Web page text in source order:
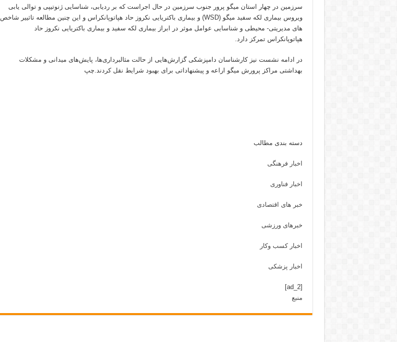
سرزمین در چهار استان میگو پرور جنوب سرزمین در حال اجراست که بر ردیابی، شناسایی ژنوتیپی و توالی یابی
ویروس بیماری لکه سفید میگو (WSD) و بیماری باکتریایی نکروز حاد هپاتوپانکراس و این چنین مطالعه تاثییر شاخص
های مدیریتی- محیطی و شناسایی عوامل موثر در ابراز بیماری لکه سفید و بیماری باکتریایی نکروز حاد
هپاتوپانکراس تمرکز دارد.
در ادامه نشست نیز کارشناسان دامپزشکی گزارش‌هایی از حالت مثالبرداری‌ها، پایش‌های میدانی و مشکلات
بهداشتی مراکز پرورش میگو اراعه و پیشنهاداتی برای بهبود شرایط نقل کردند.چپ
دسته بندی مطالب
اخبار فرهنگی
اخبار فناوری
خبر های اقتصادی
خبرهای ورزشی
اخبار کسب وکار
اخبار پزشکی
[ad_2]
منبع